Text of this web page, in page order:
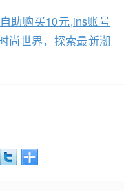
助购买10元,ins账号
尚世界，探索最新潮